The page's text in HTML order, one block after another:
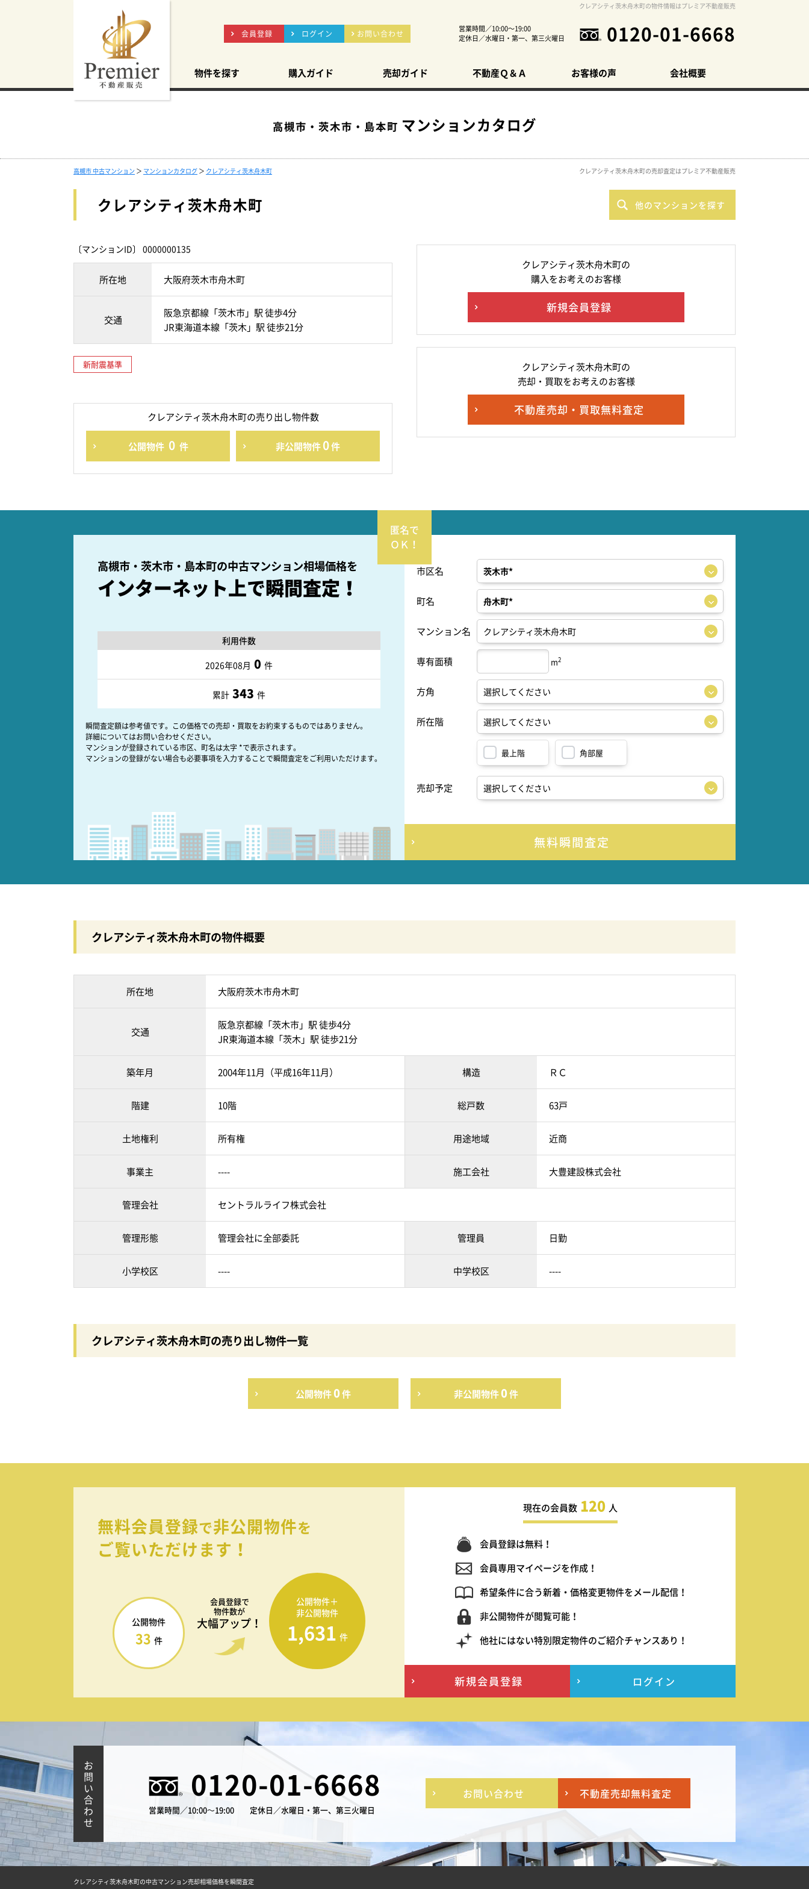
クレアシティ茨木舟木町の物件情報はプレミア不動産販売
会員登録 ログイン お問い合わせ
営業時間／10:00～19:00
定休日／水曜日・第一、第三火曜日
0120-01-6668
物件を探す 購入ガイド 売却ガイド 不動産Ｑ＆Ａ お客様の声 会社概要
高槻市・茨木市・島本町 マンションカタログ
高槻市 中古マンション ＞ マンションカタログ ＞ クレアシティ茨木舟木町 クレアシティ茨木舟木町の売却査定はプレミア不動産販売
クレアシティ茨木舟木町 他のマンションを探す
〔マンションID〕 0000000135
所在地 大阪府茨木市舟木町
交通
阪急京都線「茨木市」駅 徒歩4分
JR東海道本線「茨木」駅 徒歩21分
新耐震基準
クレアシティ茨木舟木町の売り出し物件数
公開物件 0 件 非公開物件0件
クレアシティ茨木舟木町の
購入をお考えのお客様
新規会員登録
クレアシティ茨木舟木町の
売却・買取をお考えのお客様
不動産売却・買取無料査定
高槻市・茨木市・島本町の中古マンション相場価格を
インターネット上で瞬間査定！
利用件数
2026年08月 0 件
累計 343 件
市区名
町名
マンション名
専有面積 m2
方角
所在階
最上階 角部屋
売却予定
無料瞬間査定
瞬間査定額は参考値です。この価格での売却・買取をお約束するものではありません。
詳細についてはお問い合わせください。
マンションが登録されている市区、町名は太字 *で表示されます。
マンションの登録がない場合も必要事項を入力することで瞬間査定をご利用いただけます。
クレアシティ茨木舟木町の物件概要
所在地 大阪府茨木市舟木町
交通
阪急京都線「茨木市」駅 徒歩4分
JR東海道本線「茨木」駅 徒歩21分
築年月 2004年11月（平成16年11月） 構造 ＲＣ
階建 10階 総戸数 63戸
土地権利 所有権 用途地域 近商
事業主 ---- 施工会社 大豊建設株式会社
管理会社 セントラルライフ株式会社
管理形態 管理会社に全部委託 管理員 日勤
小学校区 ---- 中学校区 ----
クレアシティ茨木舟木町の売り出し物件一覧
公開物件0件 非公開物件0件
無料会員登録で非公開物件を
ご覧いただけます！
会員登録で
物件数が
大幅アップ！
公開物件
33 件
公開物件＋
非公開物件
1,631 件
現在の会員数 120 人
会員登録は無料！
会員専用マイページを作成！
希望条件に合う新着・価格変更物件をメール配信！
非公開物件が閲覧可能！
他社にはない特別限定物件のご紹介チャンスあり！
新規会員登録 ログイン
お
問
い
合
わ
せ
0120-01-6668
営業時間／10:00～19:00 定休日／水曜日・第一、第三火曜日
お問い合わせ 不動産売却無料査定
クレアシティ茨木舟木町の中古マンション売却相場価格を瞬間査定